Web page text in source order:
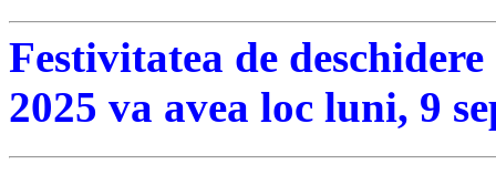
Festivitatea de
2025 va avea loc luni, 9